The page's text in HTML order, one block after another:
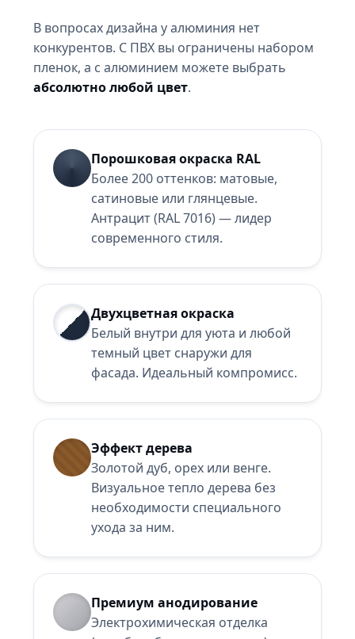
В вопросах дизайна у алюминия нет
конкурентов. С ПВХ вы ограничены набором
пленок, а с алюминием можете выбрать
абсолютно любой цвет.
Порошковая окраска RAL
Более 200 оттенков: матовые,
сатиновые или глянцевые.
Антрацит (RAL 7016) — лидер
современного стиля.
Двухцветная окраска
Белый внутри для уюта и любой
темный цвет снаружи для
фасада. Идеальный компромисс.
Эффект дерева
Золотой дуб, орех или венге.
Визуальное тепло дерева без
необходимости специального
ухода за ним.
Премиум анодирование
Электрохимическая отделка